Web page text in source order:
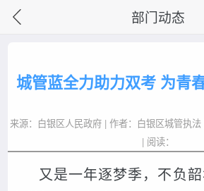
部门动态
城管蓝全力助力双考 为青
来源：白银区人民政府 | 作者：白银区城管执
| 阅读：
又是一年逐梦季，不负